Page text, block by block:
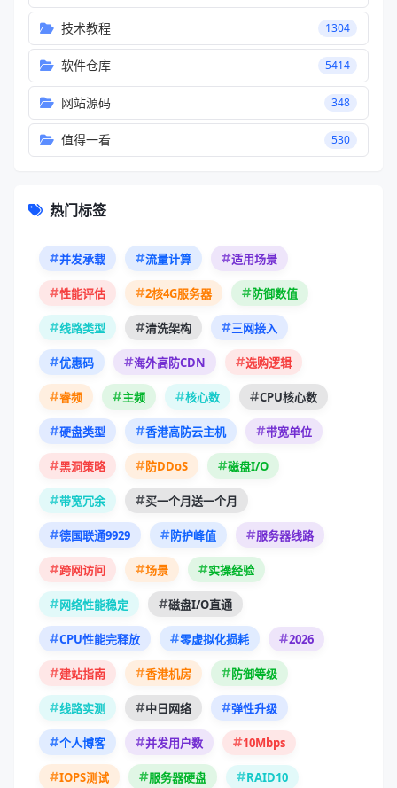
技术教程 1304
软件仓库 5414
网站源码 348
值得一看 530
热门标签
并发承载 流量计算 适用场景
性能评估 2核4G服务器 防御数值
线路类型 清洗架构 三网接入
优惠码 海外高防CDN 选购逻辑
睿频 主频 核心数 CPU核心数
硬盘类型 香港高防云主机 带宽单位
黑洞策略 防DDoS 磁盘I/O
带宽冗余 买一个月送一个月
德国联通9929 防护峰值 服务器线路
跨网访问 场景 实操经验
网络性能稳定 磁盘I/O直通
CPU性能完释放 零虚拟化损耗 2026
建站指南 香港机房 防御等级
线路实测 中日网络 弹性升级
个人博客 并发用户数 10Mbps
IOPS测试 服务器硬盘 RAID10